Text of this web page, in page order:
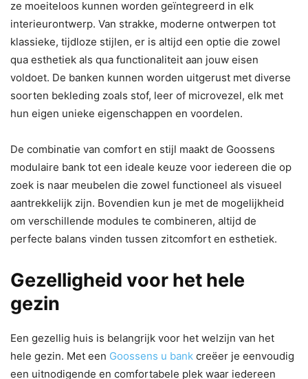
ze moeiteloos kunnen worden geïntegreerd in elk
interieurontwerp. Van strakke, moderne ontwerpen tot
klassieke, tijdloze stijlen, er is altijd een optie die zowel
qua esthetiek als qua functionaliteit aan jouw eisen
voldoet. De banken kunnen worden uitgerust met diverse
soorten bekleding zoals stof, leer of microvezel, elk met
hun eigen unieke eigenschappen en voordelen.
De combinatie van comfort en stijl maakt de Goossens
modulaire bank tot een ideale keuze voor iedereen die op
zoek is naar meubelen die zowel functioneel als visueel
aantrekkelijk zijn. Bovendien kun je met de mogelijkheid
om verschillende modules te combineren, altijd de
perfecte balans vinden tussen zitcomfort en esthetiek.
Gezelligheid voor het hele
gezin
Een gezellig huis is belangrijk voor het welzijn van het
hele gezin. Met een Goossens u bank creëer je eenvoudig
een uitnodigende en comfortabele plek waar iedereen